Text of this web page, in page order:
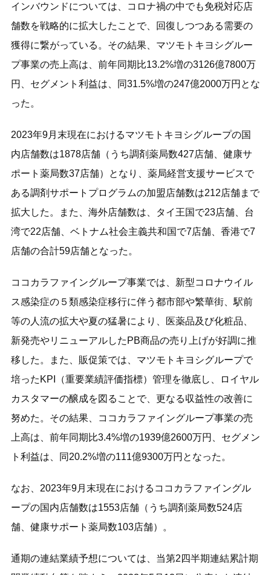
インバウンドについては、コロナ禍の中でも免税対応店
舗数を戦略的に拡大したことで、回復しつつある需要の
獲得に繋がっている。その結果、マツモトキヨシグルー
プ事業の売上高は、前年同期比13.2%増の3126億7800万
円、セグメント利益は、同31.5%増の247億2000万円とな
った。
2023年9月末現在におけるマツモトキヨシグループの国
内店舗数は1878店舗（うち調剤薬局数427店舗、健康サ
ポート薬局数37店舗）となり、薬局経営支援サービスで
ある調剤サポートプログラムの加盟店舗数は212店舗まで
拡大した。また、海外店舗数は、タイ王国で23店舗、台
湾で22店舗、ベトナム社会主義共和国で7店舗、香港で7
店舗の合計59店舗となった。
ココカラファイングループ事業では、新型コロナウイル
ス感染症の５類感染症移行に伴う都市部や繁華街、駅前
等の人流の拡大や夏の猛暑により、医薬品及び化粧品、
新発売やリニューアルしたPB商品の売り上げが好調に推
移した。また、販促策では、マツモトキヨシグループで
培ったKPI（重要業績評価指標）管理を徹底し、ロイヤル
カスタマーの醸成を図ることで、更なる収益性の改善に
努めた。その結果、ココカラファイングループ事業の売
上高は、前年同期比3.4%増の1939億2600万円、セグメン
ト利益は、同20.2%増の111億9300万円となった。
なお、2023年9月末現在におけるココカラファイングル
ープの国内店舗数は1553店舗（うち調剤薬局数524店
舗、健康サポート薬局数103店舗）。
通期の連結業績予想については、当第2四半期連結累計期